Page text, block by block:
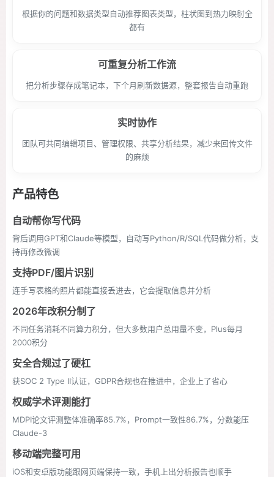
根据你的问题和数据类型自动推荐图表类型，柱状图到热力映射全
都有
可重复分析工作流
把分析步骤存成笔记本，下个月刷新数据源，整套报告自动重跑
实时协作
团队可共同编辑项目、管理权限、共享分析结果，减少来回传文件
的麻烦
产品特色
自动帮你写代码
背后调用GPT和Claude等模型，自动写Python/R/SQL代码做分析，支
持再修改微调
支持PDF/图片识别
连手写表格的照片都能直接丢进去，它会提取信息并分析
2026年改积分制了
不同任务消耗不同算力积分，但大多数用户总用量不变，Plus每月
2000积分
安全合规过了硬杠
获SOC 2 Type II认证，GDPR合规也在推进中，企业上了省心
权威学术评测能打
MDPI论文评测整体准确率85.7%，Prompt一致性86.7%，分数能压
Claude-3
移动端完整可用
iOS和安卓版功能跟网页端保持一致，手机上出分析报告也顺手